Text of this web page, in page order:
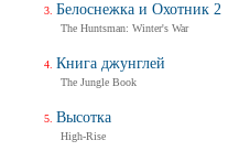
Белоснежка и Охотник 2
The Huntsman: Winter's War
Книга джунглей
The Jungle Book
Высотка
High-Rise